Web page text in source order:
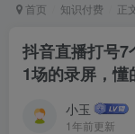
首页 知识付费 正
抖音直播打号
1场的录屏，
小玉
1年前更新